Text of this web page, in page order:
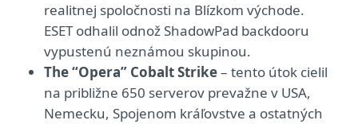
realitnej spoločnosti na Blízkom východe.
ESET odhalil odnož ShadowPad backdooru
vypustenú neznámou skupinou.
The “Opera” Cobalt Strike– tento útok cielil
na približne 650 serverov prevažne v USA,
Nemecku, Spojenom kráľovstve a ostatných